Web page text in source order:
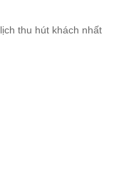
thu hút khách nhất